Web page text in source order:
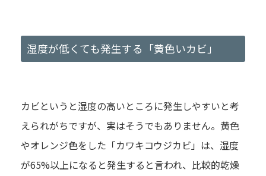
湿度が低くても発生する「黄色いカビ」
カビというと湿度の高いところに発生しやすいと考
えられがちですが、実はそうでもありません。黄色
やオレンジ色をした「カワキコウジカビ」は、湿度
が65%以上になると発生すると言われ、比較的乾燥